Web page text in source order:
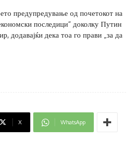
предупредување од почетокот на
последици“ доколку Путин
додавајќи дека тоа го прави „за да
X WhatsApp